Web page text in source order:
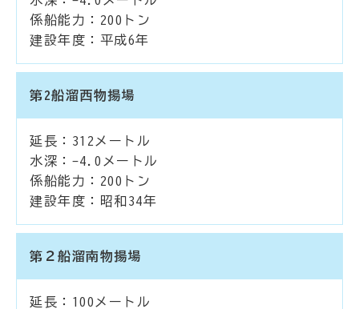
係船能力：200トン
建設年度：平成6年
第2船溜西物揚場
延長：312メートル
水深：-4.0メートル
係船能力：200トン
建設年度：昭和34年
第２船溜南物揚場
延長：100メートル